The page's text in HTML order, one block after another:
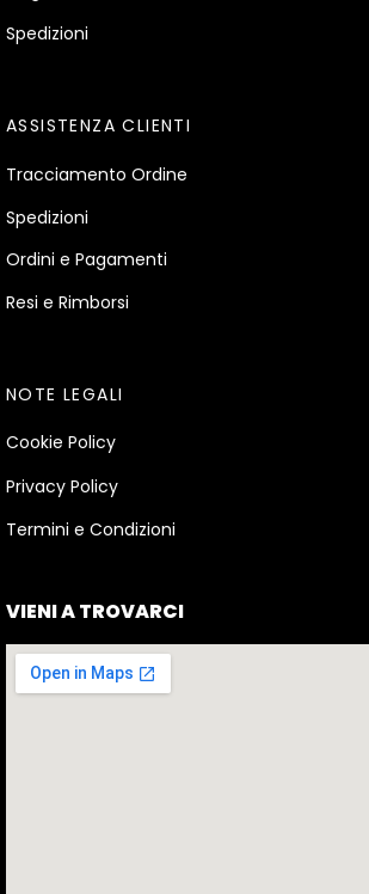
Spedizioni
ASSISTENZA CLIENTI
Tracciamento Ordine
Spedizioni
Ordini e Pagamenti
Resi e Rimborsi
NOTE LEGALI
Cookie Policy
Privacy Policy
Termini e Condizioni
VIENI A TROVARCI